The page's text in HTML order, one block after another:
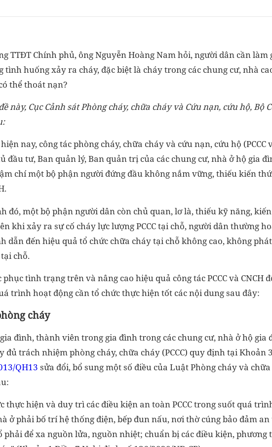
TTĐT Chính phủ, ông Nguyễn Hoàng Nam hỏi, người dân cần làm
tình huống xảy ra cháy, đặc biệt là cháy trong các chung cư, nhà
thể thoát nạn?
này, Cục Cảnh sát Phòng cháy, chữa cháy và Cứu nạn, cứu hộ, Bộ
nay, công tác phòng cháy, chữa cháy và cứu nạn, cứu hộ (PCCC
đầu tư, Ban quản lý, Ban quản trị của các chung cư, nhà ở hộ gia
chí một bộ phận người đứng đầu không nắm vững, thiếu kiến
đó, một bộ phận người dân còn chủ quan, lơ là, thiếu kỹ năng, kiến
khi xảy ra sự cố cháy lực lượng PCCC tại chỗ, người dân thường
dẫn đến hiệu quả tổ chức chữa cháy tại chỗ không cao, không
chỗ.
phục tình trạng trên và nâng cao hiệu quả công tác PCCC và CNCH
trình hoạt động cần tổ chức thực hiện tốt các nội dung sau đây:
cháy
đình, thành viên trong gia đình trong các chung cư, nhà ở hộ gia
đủ trách nhiệm phòng cháy, chữa cháy (PCCC) quy định tại Khoản
QH13 sửa đổi, bổ sung một số điều của Luật Phòng cháy và
thực hiện và duy trì các điều kiện an toàn PCCC trong suốt quá
ở phải bố trí hệ thống điện, bếp đun nấu, nơi thờ cúng bảo đảm an
phải để xa nguồn lửa, nguồn nhiệt; chuẩn bị các điều kiện, phương